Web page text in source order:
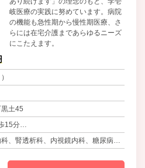
岐医療の実践に努めています。病院
の機能も急性期から慢性期医療、さ
らには在宅介護まであらゆるニーズ
にこたえます。
土45
15分
バス さとう記念病院前
、腎透析科、内視鏡内科、糖尿病内